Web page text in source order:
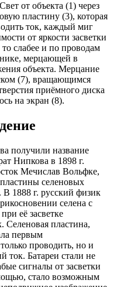
от объекта (1) через
пластину (3), которая
ток, каждый миг
от яркости засветки
слабее и по проводам
мерцающей в
объекта. Мерцание
(7), вращающимся
приёмного диска
на экран (8).
получили название
Нипкова в 1898 г.
Мечислав Вольфке,
селеновых
. В 1888 г. русский физик
селена с
её засветке
Селеновая пластина,
первым
проводить, но и
ток. Батареи стали не
сигналы от засветки
стало возможным